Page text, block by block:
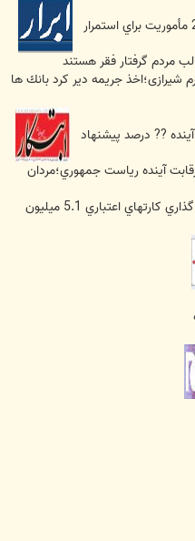
مردم گرفتار فقر هستند
شيرازى؛اخذ جريمه دير كرد بانك ها
?? درصد پيشنهاد
آينده رياست جمهوري؛مردان
کالاي خارجي از سبد کارمندي حذف شد؛واگذاري کارتهاي اعتباري 5.1 ميليون